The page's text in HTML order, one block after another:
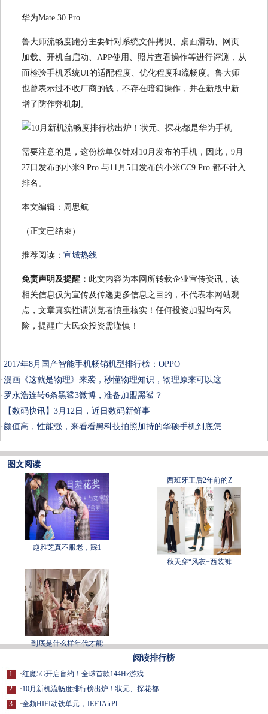
华为Mate 30 Pro
鲁大师流畅度跑分主要针对系统文件拷贝、桌面滑动、网页
加载、开机自启动、APP使用、照片查看操作等进行评测，从
而检验手机系统UI的适配程度、优化程度和流畅度。鲁大师
也曾表示过不收厂商的钱，不存在暗箱操作，并在新版中新
增了防作弊机制。
需要注意的是，这份榜单仅针对10月发布的手机，因此，9月
27日发布的小米9 Pro 与11月5日发布的小米CC9 Pro 都不计入
排名。
本文编辑：周思航
（正文已结束）
推荐阅读： 宣城热线
免责声明及提醒： 此文内容为本网所转载企业宣传资讯，该
相关信息仅为宣传及传递更多信息之目的，不代表本网站观
点，文章真实性请浏览者慎重核实！任何投资加盟均有风
险，提醒广大民众投资需谨慎！
·2017年8月国产智能手机畅销机型排行榜：OPPO
·漫画《这就是物理》来袭，秒懂物理知识，物理原来可以这
· 罗永浩连转6条黑鲨3微博，准备加盟黑鲨？
·
【数码快讯】3月12日，近日数码新鲜事
· 颜值高，性能强，来看看黑科技拍照加持的华硕手机到底怎
图文阅读
赵雅芝真不服老，踩1
西班牙王后2年前的Z
秋天穿“风衣+西装裤
到底是什么样年代才能
阅读排行榜
1
2
3
·红魔5G开启盲约！全球首款144Hz游戏
·10月新机流畅度排行榜出炉！状元、探花都
·全频HIFI动铁单元，JEETAirPl